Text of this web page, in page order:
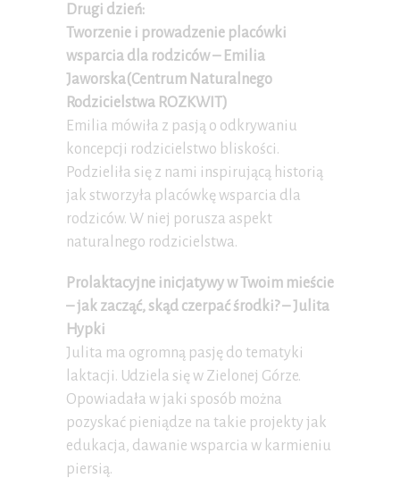
Drugi dzień:
Tworzenie i prowadzenie placówki
wsparcia dla rodziców – Emilia
Jaworska(Centrum Naturalnego
Rodzicielstwa ROZKWIT)
Emilia mówiła z pasją o odkrywaniu
koncepcji rodzicielstwo bliskości.
Podzieliła się z nami inspirującą historią
jak stworzyła placówkę wsparcia dla
rodziców. W niej porusza aspekt
naturalnego rodzicielstwa.
Prolaktacyjne inicjatywy w Twoim mieście
– jak zacząć, skąd czerpać środki? – Julita
Hypki
Julita ma ogromną pasję do tematyki
laktacji. Udziela się w Zielonej Górze.
Opowiadała w jaki sposób można
pozyskać pieniądze na takie projekty jak
edukacja, dawanie wsparcia w karmieniu
piersią.